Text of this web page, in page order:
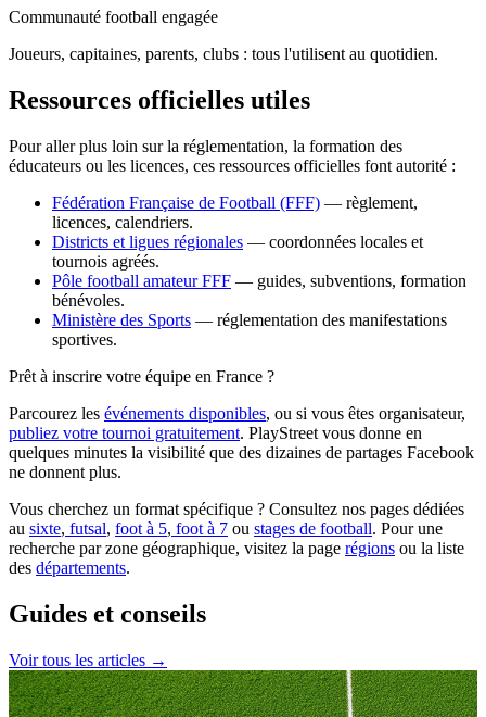
Communauté football engagée
Joueurs, capitaines, parents, clubs : tous l'utilisent au quotidien.
Ressources officielles utiles
Pour aller plus loin sur la réglementation, la formation des
éducateurs ou les licences, ces ressources officielles font autorité :
Fédération Française de Football (FFF) — règlement,
licences, calendriers.
Districts et ligues régionales — coordonnées locales et
tournois agréés.
Pôle football amateur FFF — guides, subventions, formation
bénévoles.
Ministère des Sports — réglementation des manifestations
sportives.
Prêt à inscrire votre équipe en France ?
Parcourez les événements disponibles, ou si vous êtes organisateur,
publiez votre tournoi gratuitement. PlayStreet vous donne en
quelques minutes la visibilité que des dizaines de partages Facebook
ne donnent plus.
Vous cherchez un format spécifique ? Consultez nos pages dédiées
au sixte, futsal, foot à 5, foot à 7 ou stages de football. Pour une
recherche par zone géographique, visitez la page régions ou la liste
des départements.
Guides et conseils
Voir tous les articles →